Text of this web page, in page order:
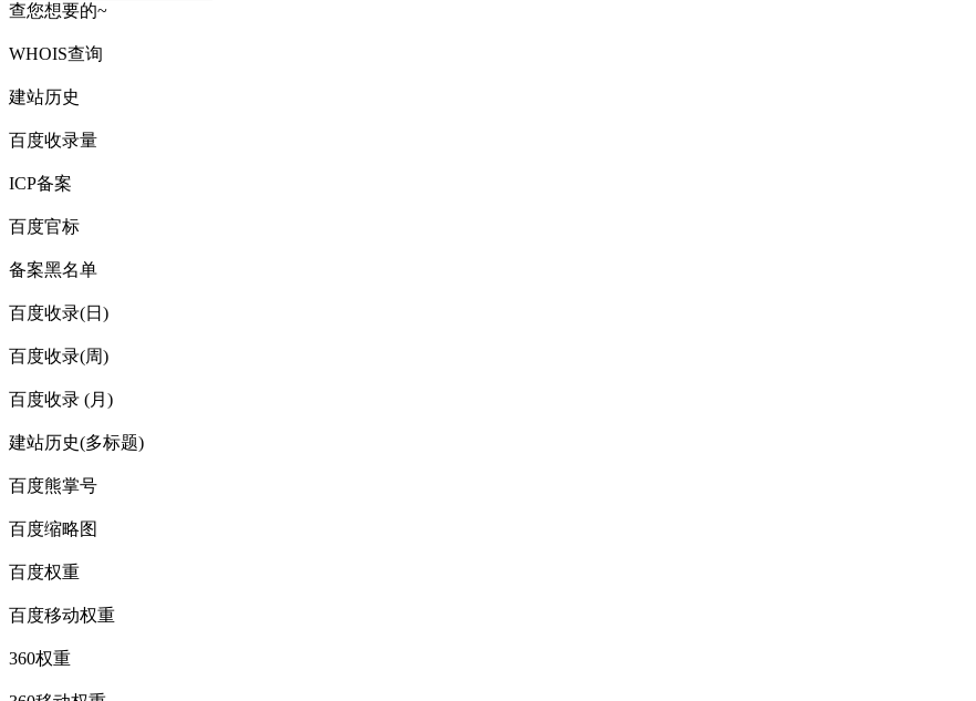
查您想要的~
WHOIS查询
建站历史
百度收录量
ICP备案
百度官标
备案黑名单
百度收录(日)
百度收录(周)
百度收录 (月)
建站历史(多标题)
百度熊掌号
百度缩略图
百度权重
百度移动权重
360权重